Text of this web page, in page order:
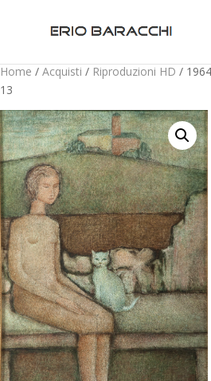
Home / Acquisti / Riproduzioni HD /
13